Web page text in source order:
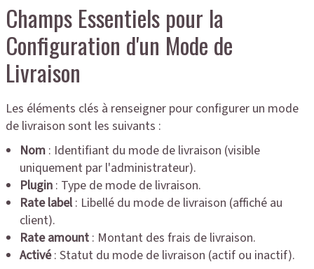
Champs Essentiels pour la
Configuration d'un Mode de
Livraison
Les éléments clés à renseigner pour configurer un mode
de livraison sont les suivants :
Nom: Identifiant du mode de livraison (visible
uniquement par l'administrateur).
Plugin: Type de mode de livraison.
Rate label: Libellé du mode de livraison (affiché au
client).
Rate amount: Montant des frais de livraison.
Activé: Statut du mode de livraison (actif ou inactif).